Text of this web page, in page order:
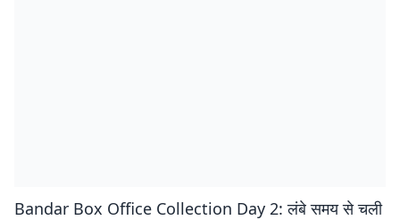
Bandar Box Office Collection Day 2: लंबे समय से चली